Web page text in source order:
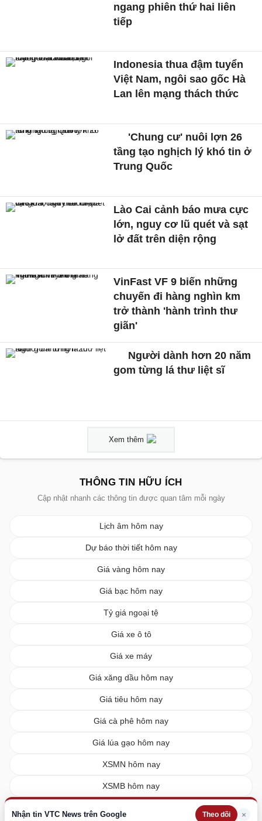
Nhận tin VTC News trên Google Theo dõi ×
ngang phiên thứ hai liên
tiếp
Indonesia thua đậm tuyển
Việt Nam, ngôi sao gốc Hà
Lan lên mạng thách thức
'Chung cư' nuôi lợn 26
tầng tạo nghịch lý khó tin ở
Trung Quốc
Lào Cai cảnh báo mưa cực
lớn, nguy cơ lũ quét và sạt
lở đất trên diện rộng
VinFast VF 9 biến những
chuyến đi hàng nghìn km
trở thành 'hành trình thư
giãn'
Người dành hơn 20 năm
gom từng lá thư liệt sĩ
Xem thêm
THÔNG TIN HỮU ÍCH
Cập nhật nhanh các thông tin được quan tâm mỗi ngày
Lịch âm hôm nay
Dự báo thời tiết hôm nay
Giá vàng hôm nay
Giá bạc hôm nay
Tỷ giá ngoại tệ
Giá xe ô tô
Giá xe máy
Giá xăng dầu hôm nay
Giá tiêu hôm nay
Giá cà phê hôm nay
Giá lúa gạo hôm nay
XSMN hôm nay
XSMB hôm nay